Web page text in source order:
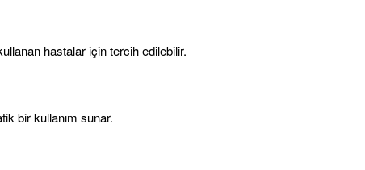
hastalar için tercih edilebilir.
bir kullanım sunar.